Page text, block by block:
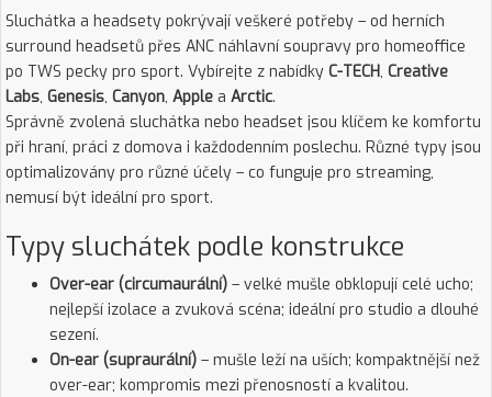
Sluchátka a headsety pokrývají veškeré potřeby – od herních
surround headsetů přes ANC náhlavní soupravy pro homeoffice
po TWS pecky pro sport. Vybírejte z nabídky C-TECH, Creative
Labs, Genesis, Canyon, Apple a Arctic.
Správně zvolená sluchátka nebo headset jsou klíčem ke komfortu
při hraní, práci z domova i každodenním poslechu. Různé typy jsou
optimalizovány pro různé účely – co funguje pro streaming,
nemusí být ideální pro sport.
Typy sluchátek podle konstrukce
Over-ear (circumaurální) – velké mušle obklopují celé ucho;
nejlepší izolace a zvuková scéna; ideální pro studio a dlouhé
sezení.
On-ear (supraurální) – mušle leží na uších; kompaktnější než
over-ear; kompromis mezi přenosností a kvalitou.